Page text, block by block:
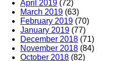
April 2019 (72)
March 2019 (63)
February 2019 (70)
January 2019 (77)
December 2018 (71)
November 2018 (84)
October 2018 (82)